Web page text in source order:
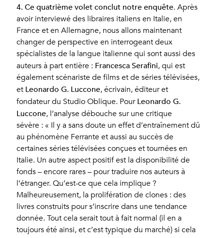
4. Ce quatrième volet conclut notre enquête. Après
avoir interviewé des libraires italiens en Italie, en
France et en Allemagne, nous allons maintenant
changer de perspective en interrogeant deux
spécialistes de la langue italienne qui sont aussi des
auteurs à part entière : Francesca Serafini, qui est
également scénariste de films et de séries télévisées,
et Leonardo G. Luccone, écrivain, éditeur et
fondateur du Studio Oblique. Pour Leonardo G.
Luccone, l’analyse débouche sur une critique
sévère : « Il y a sans doute un effet d’entraînement dû
au phénomène Ferrante et aussi au succès de
certaines séries télévisées conçues et tournées en
Italie. Un autre aspect positif est la disponibilité de
fonds – encore rares – pour traduire nos auteurs à
l’étranger. Qu’est-ce que cela implique ?
Malheureusement, la prolifération de clones : des
livres construits pour s’inscrire dans une tendance
donnée. Tout cela serait tout à fait normal (il en a
toujours été ainsi, et c’est typique du marché) si cela